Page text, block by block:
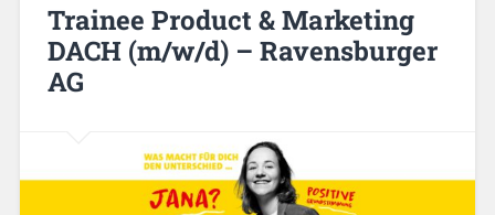
Trainee Product & Marketing
DACH (m/w/d) – Ravensburger
AG